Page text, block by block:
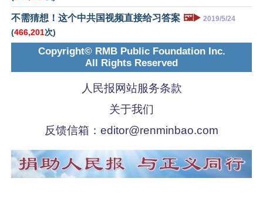
不需猜想！这个中共国视频直接给习答案 🖼️▶️ 2019/5/24
(466,201次)
Copyright© RMB Public Foundation Inc.
All Rights Reserved
人民报网站服务条款
关于我们
反馈信箱： editor@renminbao.com